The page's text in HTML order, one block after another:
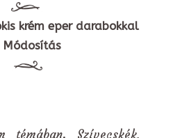
krém eper darabokkal
témában. Szívecskék,